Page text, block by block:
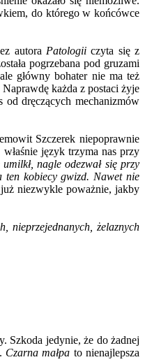
do którego w końcówce
autora Patologiiczyta się z
pogrzebana pod gruzami
główny bohater nie ma też
każda z postaci żyje
od dręczących mechanizmów
Szczerek niepoprawnie
język trzyma nas przy
nagle odezwał się przy
ten kobiecy gwizd. Nawet nie
niezwykle poważnie, jakby
nieprzejednanych, żelaznych
Szkoda jedynie, że do żadnej
Czarna małpa to nienajlepsza